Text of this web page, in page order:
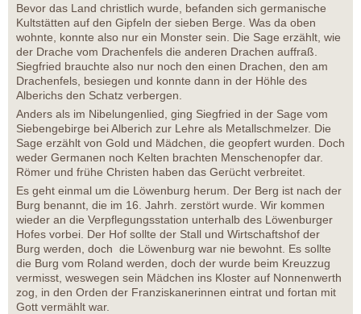
Bevor das Land christlich wurde, befanden sich germanische
Kultstätten auf den Gipfeln der sieben Berge. Was da oben
wohnte, konnte also nur ein Monster sein. Die Sage erzählt, wie
der Drache vom Drachenfels die anderen Drachen auffraß.
Siegfried brauchte also nur noch den einen Drachen, den am
Drachenfels, besiegen und konnte dann in der Höhle des
Alberichs den Schatz verbergen.
Anders als im Nibelungenlied, ging Siegfried in der Sage vom
Siebengebirge bei Alberich zur Lehre als Metallschmelzer. Die
Sage erzählt von Gold und Mädchen, die geopfert wurden. Doch
weder Germanen noch Kelten brachten Menschenopfer dar.
Römer und frühe Christen haben das Gerücht verbreitet.
Es geht einmal um die Löwenburg herum. Der Berg ist nach der
Burg benannt, die im 16. Jahrh. zerstört wurde. Wir kommen
wieder an die Verpflegungsstation unterhalb des Löwenburger
Hofes vorbei. Der Hof sollte der Stall und Wirtschaftshof der
Burg werden, doch die Löwenburg war nie bewohnt. Es sollte
die Burg vom Roland werden, doch der wurde beim Kreuzzug
vermisst, weswegen sein Mädchen ins Kloster auf Nonnenwerth
zog, in den Orden der Franziskanerinnen eintrat und fortan mit
Gott vermählt war.